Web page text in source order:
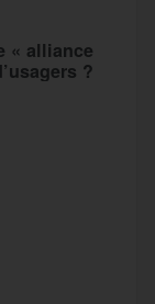
« alliance
?